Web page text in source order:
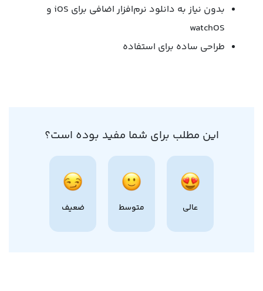
بدون نیاز به دانلود نرم‌افزار اضافی برای iOS و
watchOS
طراحی ساده برای استفاده
این مطلب برای شما مفید بوده است؟
عالی متوسط ضعیف